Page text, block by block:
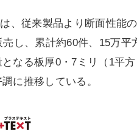
、従来製品より断面性能
し、累計約60件、15万
なる板厚0・7ミリ（1平
に推移している。